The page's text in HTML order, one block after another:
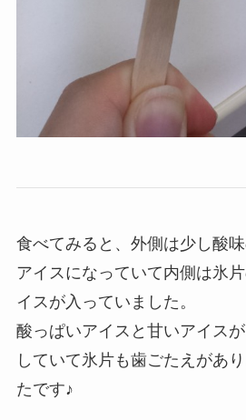
食べてみると、外側は少し酸
アイスになっていて内側は氷
イスが入っていました。
酸っぱいアイスと甘いアイス
していて氷片も歯ごたえがあ
たです♪